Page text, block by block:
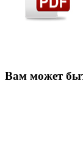
Вам может